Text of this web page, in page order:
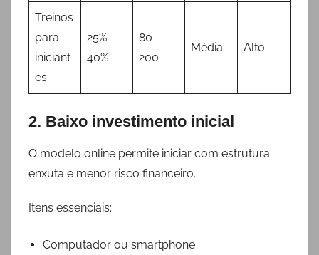
Treinos
para
iniciant
es
25% –
40%
80 –
200
Média Alto
2. Baixo investimento inicial
O modelo online permite iniciar com estrutura
enxuta e menor risco financeiro.
Itens essenciais:
Computador ou smartphone